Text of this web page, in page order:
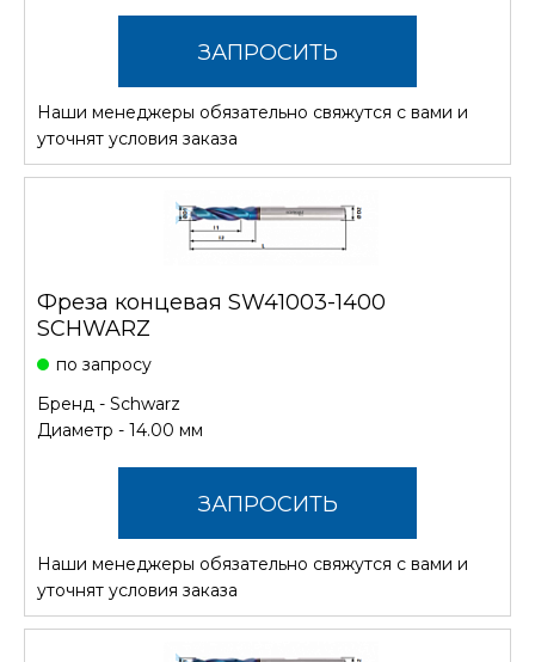
ЗАПРОСИТЬ
СТОИМОСТЬ
Наши менеджеры обязательно свяжутся с вами и
уточнят условия заказа
Фреза концевая SW41003-1400
SCHWARZ
по запросу
Бренд - Schwarz
Диаметр - 14.00 мм
ЗАПРОСИТЬ
СТОИМОСТЬ
Наши менеджеры обязательно свяжутся с вами и
уточнят условия заказа